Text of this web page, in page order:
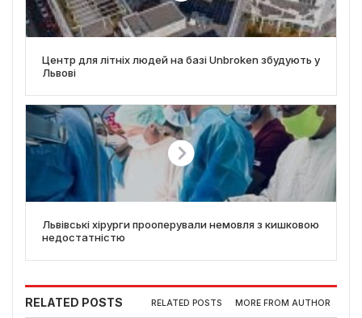
Центр для літніх людей на базі Unbroken збудують у
Львові
Львівські хірурги прооперували немовля з кишковою
недостатністю
RELATED POSTS RELATED POSTS MORE FROM AUTHOR